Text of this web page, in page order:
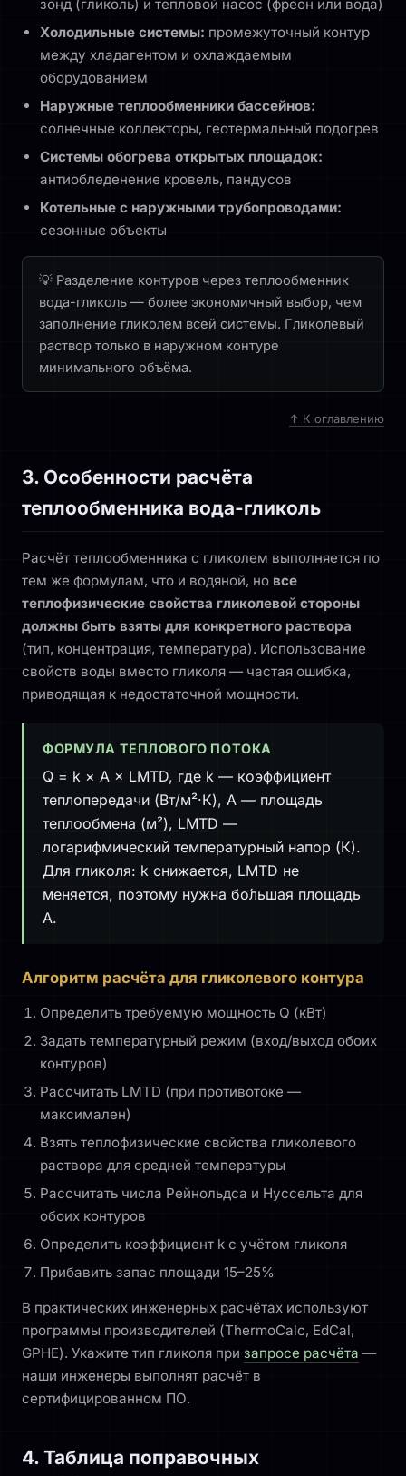
зонд (гликоль) и тепловой насос (фреон или вода)
Холодильные системы: промежуточный контур
между хладагентом и охлаждаемым
оборудованием
Наружные теплообменники бассейнов:
солнечные коллекторы, геотермальный подогрев
Системы обогрева открытых площадок:
антиобледенение кровель, пандусов
Котельные с наружными трубопроводами:
сезонные объекты
Разделение контуров через теплообменник
вода-гликоль — более экономичный выбор, чем
заполнение гликолем всей системы. Гликолевый
раствор только в наружном контуре
минимального объёма.
↑ К оглавлению
3. Особенности расчёта
теплообменника вода-гликоль
Расчёт теплообменника с гликолем выполняется по
тем же формулам, что и водяной, но все
теплофизические свойства гликолевой стороны
должны быть взяты для конкретного раствора
(тип, концентрация, температура). Использование
свойств воды вместо гликоля — частая ошибка,
приводящая к недостаточной мощности.
ФОРМУЛА ТЕПЛОВОГО ПОТОКА
Q = k × A × LMTD, где k — коэффициент
теплопередачи (Вт/м²·К), A — площадь
теплообмена (м²), LMTD —
логарифмический температурный напор (К).
Для гликоля: k снижается, LMTD не
меняется, поэтому нужна бо́льшая площадь
A.
Алгоритм расчёта для гликолевого контура
Определить требуемую мощность Q (кВт)
Задать температурный режим (вход/выход обоих
контуров)
Рассчитать LMTD (при противотоке —
максимален)
Взять теплофизические свойства гликолевого
раствора для средней температуры
Рассчитать числа Рейнольдса и Нуссельта для
обоих контуров
Определить коэффициент k с учётом гликоля
Прибавить запас площади 15–25%
В практических инженерных расчётах используют
программы производителей (ThermoCalc, EdCal,
GPHE). Укажите тип гликоля при запросе расчёта —
наши инженеры выполнят расчёт в
сертифицированном ПО.
4. Таблица поправочных